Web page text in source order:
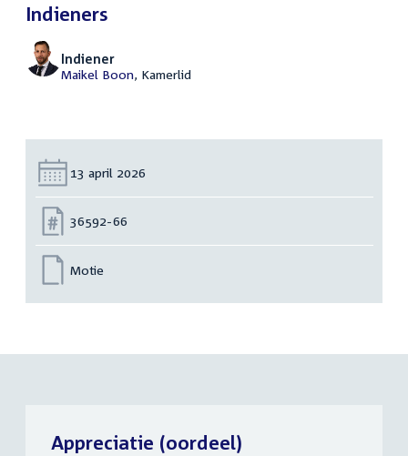
Indieners
Indiener
Maikel Boon, Kamerlid
Datum:
13 april 2026
Nummer:
36592-66
Motie
Appreciatie (oordeel)